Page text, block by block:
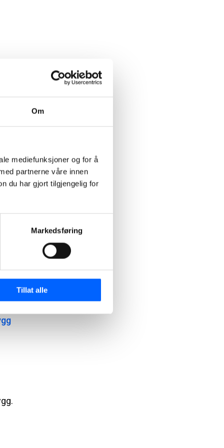
Om
mediefunksjoner og for å
partnerne våre innen
du har gjort tilgjengelig for
Markedsføring
Tillat alle